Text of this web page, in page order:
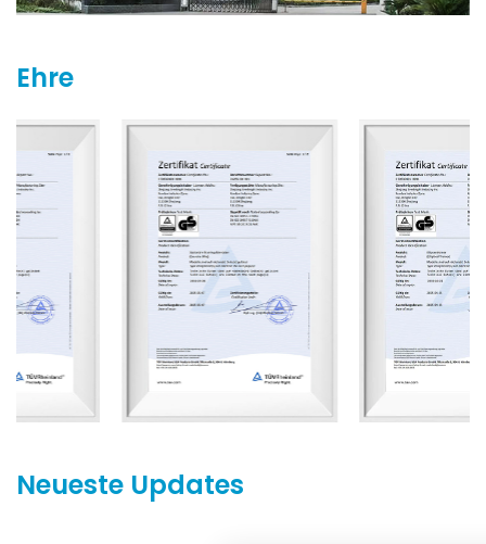
Ehre
Neueste Updates